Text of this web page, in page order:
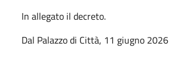
In allegato il decreto.
Dal Palazzo di Città, 11 giugno 2026